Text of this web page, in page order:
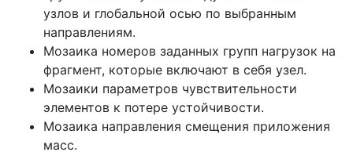
узлов и глобальной осью по выбранным
направлениям.
Мозаика номеров заданных групп нагрузок на
фрагмент, которые включают в себя узел.
Мозаики параметров чувствительности
элементов к потере устойчивости.
Мозаика направления смещения приложения
масс.